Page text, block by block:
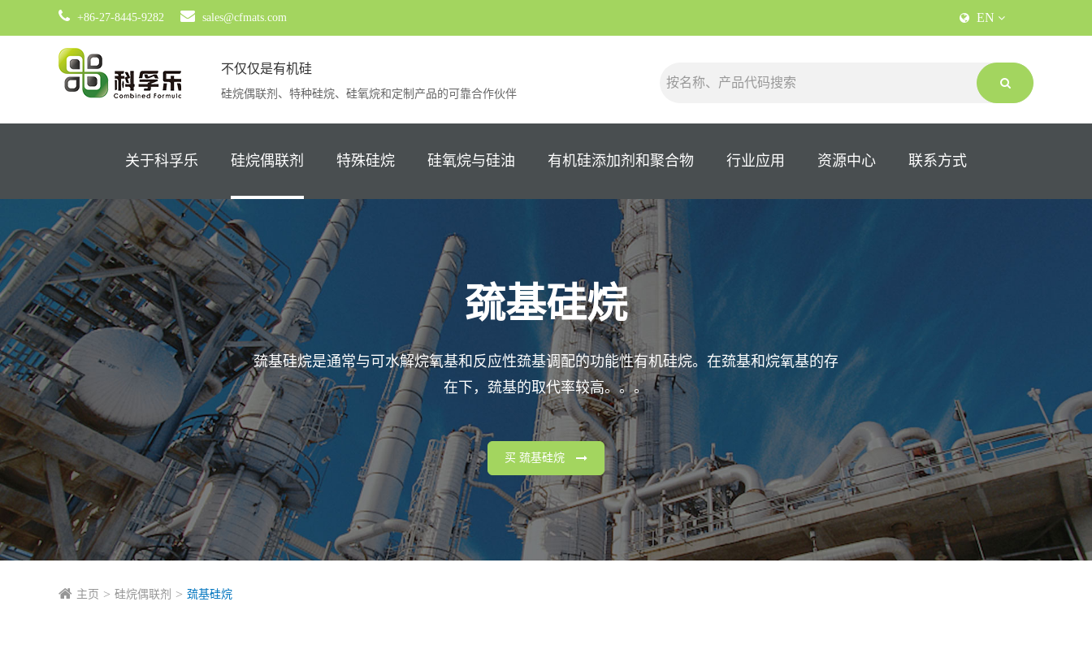
+86-27-8445-9282 sales@cfmats.com EN
不仅仅是有机硅
硅烷偶联剂、特种硅烷、硅氧烷和定制产品的可靠合作伙伴
关于科孚乐 硅烷偶联剂 特殊硅烷 硅氧烷与硅油 有机硅添加剂和聚合物 行业应用 资源中心 联系方式
巯基硅烷
巯基硅烷是通常与可水解烷氧基和反应性巯基调配的功能性有机硅烷。在巯基和烷氧基的存
在下，巯基的取代率较高。。。
买 巯基硅烷
主页 硅烷偶联剂 巯基硅烷